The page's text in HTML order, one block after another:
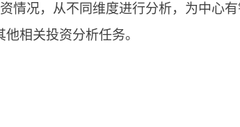
情况，从不同维度进行分析，为中心
相关投资分析任务。